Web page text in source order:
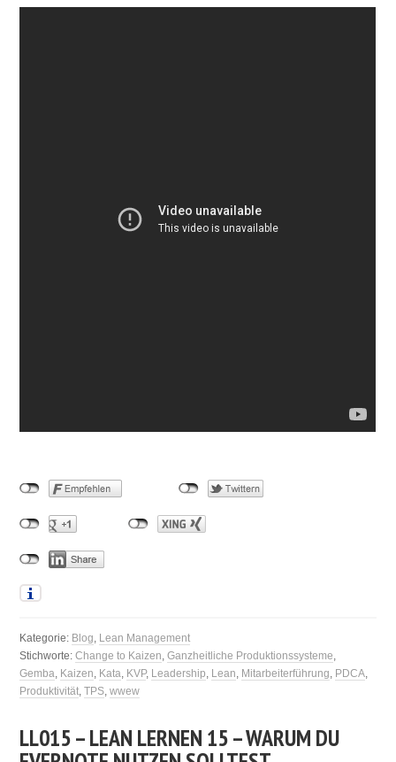
Kategorie: Blog, Lean Management
Stichworte:Change to Kaizen,Ganzheitliche Produktionssysteme,
Gemba, Kaizen, Kata, KVP, Leadership, Lean, Mitarbeiterführung, PDCA,
Produktivität,TPS,wwew
LL015 – LEAN LERNEN 15 – WARUM DU